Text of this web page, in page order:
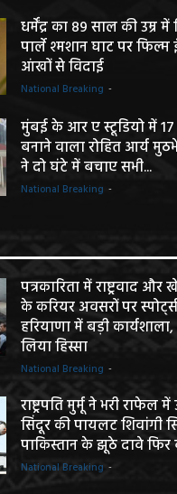
धर्मेंद्र का 89 साल की उम्र
पार्ले श्मशान घाट पर फिल्म
आंखों से विदाई
National Breaking -
मुंबई के आर ए स्टूडियो में
बनाने वाला रोहित आर्य
ने दो घंटे में बचाए सभी...
National Breaking -
पत्रकारिता में राष्ट्रवाद और
के करियर अवसरों पर
हरियाणा में बड़ी कार्यशाला,
लिया हिस्सा
National Breaking -
राष्ट्रपति मुर्मू ने भरी
सिंदूर की पायलट शिवांगी
पाकिस्तान के झूठे दावे
National Breaking -